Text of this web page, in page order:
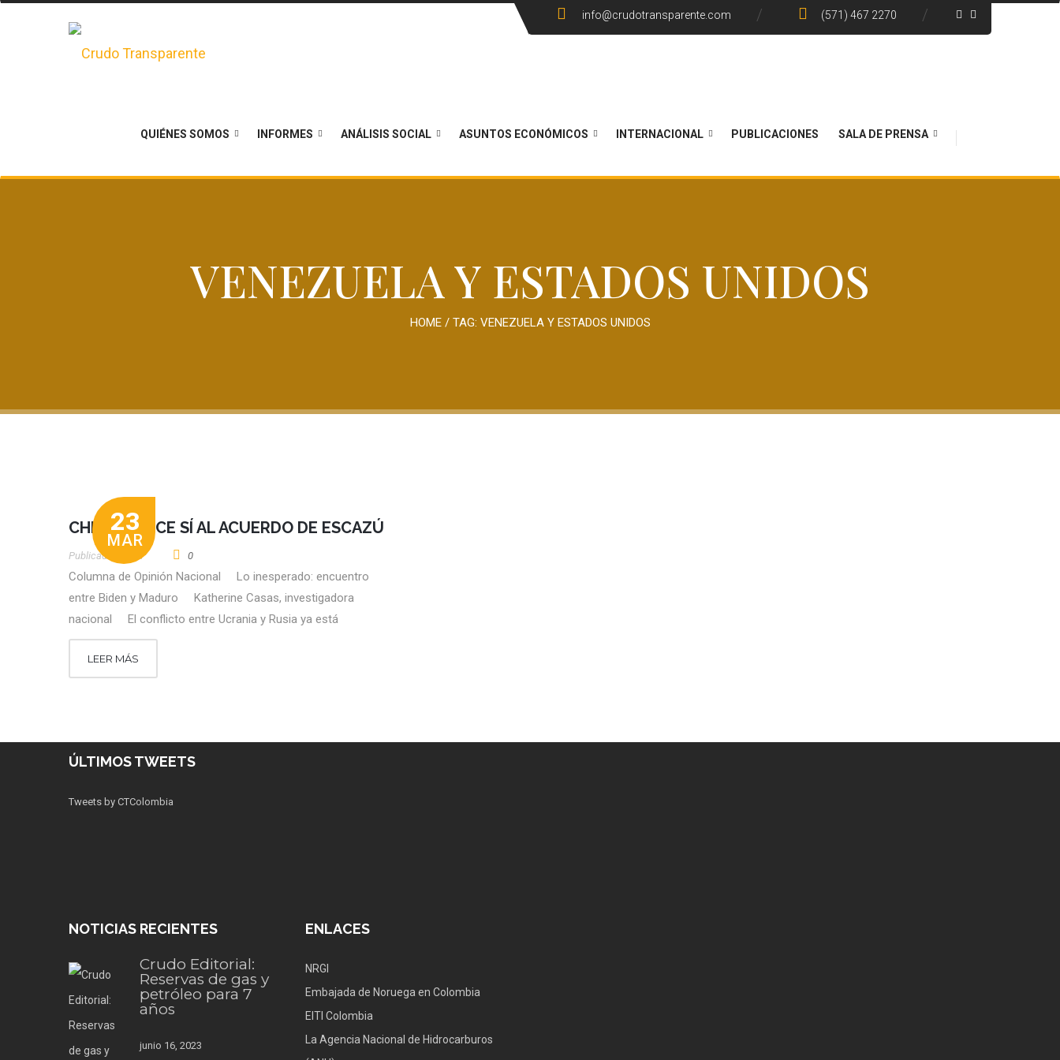
info@crudotransparente.com (571) 467 2270
QUIÉNES SOMOS INFORMES ANÁLISIS SOCIAL ASUNTOS ECONÓMICOS INTERNACIONAL PUBLICACIONES SALA DE PRENSA
VENEZUELA Y ESTADOS UNIDOS
HOME/ TAG: VENEZUELA Y ESTADOS UNIDOS
23
MAR
CHILE LE DICE SÍ AL ACUERDO DE ESCAZÚ
Publicado por CT 0
Columna de Opinión Nacional Lo inesperado: encuentro
entre Biden y Maduro Katherine Casas, investigadora
nacional El conflicto entre Ucrania y Rusia ya está
LEER MÁS
ÚLTIMOS TWEETS
Tweets by CTColombia
NOTICIAS RECIENTES
Crudo Editorial:
Reservas de gas y
petróleo para 7
años
junio 16, 2023
ENLACES
NRGI
Embajada de Noruega en Colombia
EITI Colombia
La Agencia Nacional de Hidrocarburos